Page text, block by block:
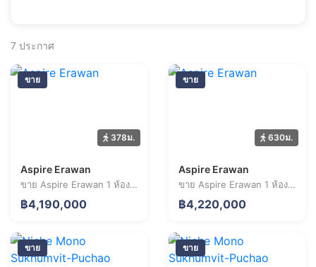
7 ประกาศ
ขาย
378ม.
Aspire Erawan
ขาย Aspire Erawan 1 ห้องนอน 32.0 ตร.ม. ราคา 4.19 ล้านบาท
฿4,190,000
ขาย
630ม.
Aspire Erawan
ขาย Aspire Erawan 1 ห้องนอน 30.5 ตร.ม. ราคา 4.22 ล้านบาท
฿4,220,000
ขาย ขาย